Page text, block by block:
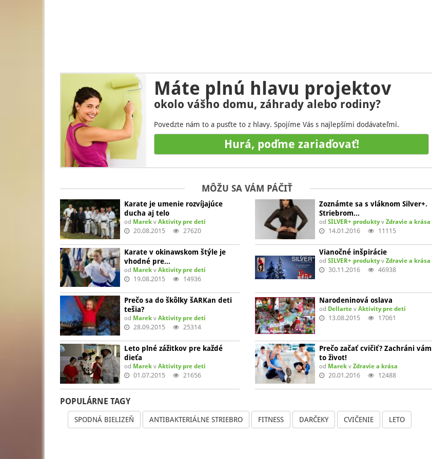
Máte plnú hlavu projektov
okolo vášho domu, záhrady alebo rodiny?
Povedzte nám to a pusťte to z hlavy. Spojíme Vás s najlepšími dodávateľmi.
Hurá, poďme zariaďovať!
MÔŽU SA VÁM PÁČIŤ
Karate je umenie rozvíjajúce
ducha aj telo
od Marekv Aktivity pre deti
20.08.2015 27620
Zoznámte sa s vláknom Silver+.
Striebrom…
od SILVER+ produktyv Zdravie a krása
14.01.2016 11115
Karate v okinawskom štýle je
vhodné pre…
od Marekv Aktivity pre deti
19.08.2015 14936
Vianočné inšpirácie
od SILVER+ produktyv Zdravie a krása
30.11.2016 46938
Prečo sa do škôlky šARKan deti
tešia?
od Marekv Aktivity pre deti
28.09.2015 25314
Narodeninová oslava
od Dellartev Aktivity pre deti
13.08.2015 17061
Leto plné zážitkov pre každé
dieťa
od Marekv Aktivity pre deti
01.07.2015 21656
Prečo začať cvičiť? Zachráni vám
to život!
od Marekv Zdravie a krása
20.01.2016 12488
POPULÁRNE TAGY
SPODNÁ BIELIZEŇ ANTIBAKTERIÁLNE STRIEBRO FITNESS DARČEKY CVIČENIE LETO